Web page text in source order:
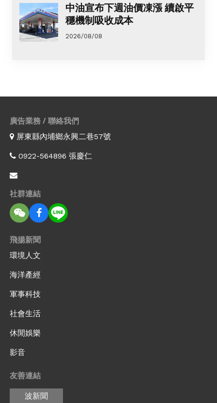
中油宣布下週油價凍漲 續啟平
穩機制吸收成本
2026/08/08
廣告業務 / 聯絡我們
屏東縣內埔鄉永興二巷57號
0922-564896 張慶仁
社群連結
飛揚新聞
環境人文
海洋產經
軍事科技
社會生活
休閒娛樂
影音
友善連結
波新聞